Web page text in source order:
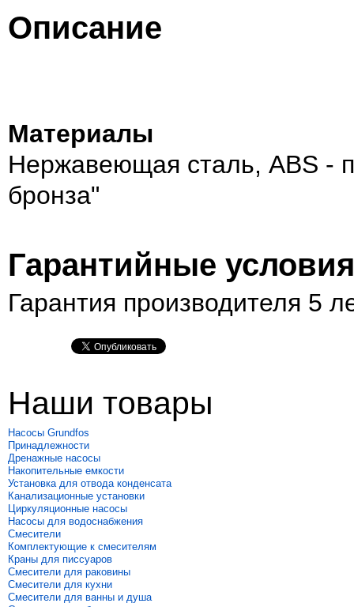
Описание
Материалы
Нержавеющая сталь, ABS -
бронза"
Гарантийные условия
Гарантия производителя 5
Наши товары
Насосы Grundfos
Принадлежности
Дренажные насосы
Накопительные емкости
Установка для отвода конденсата
Канализационные установки
Циркуляционные насосы
Насосы для водоснабжения
Смесители
Комплектующие к смесителям
Краны для писсуаров
Смесители для раковины
Смесители для кухни
Смесители для ванны и душа